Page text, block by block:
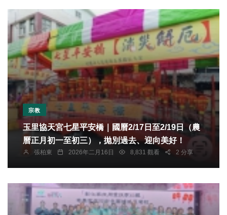
宗教
玉里協天宮七星平安橋｜國曆2/17日至2/19日（農
曆正月初一至初三），拋別過去、迎向美好！
張柏東 2026年二月16日 8,831 觀看 2 分享